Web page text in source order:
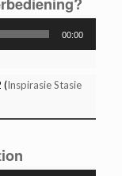
00:00
(Inspirasie Stasie